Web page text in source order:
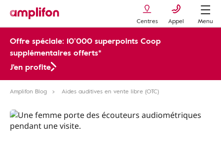
Centres Appel Menu
Offre spéciale: 10’000 superpoints Coop
supplémentaires offerts*
J'en profite
Amplifon Blog Aides auditives en vente libre (OTC)